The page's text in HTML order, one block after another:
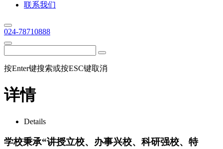
联系我们
024-78710888
按Enter键搜索或按ESC键取消
详情
Details
学校秉承“讲授立校、办事兴校、科研强校、特